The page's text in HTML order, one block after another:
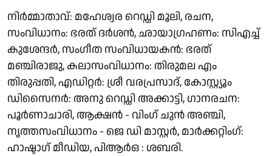
നിർമ്മാതാവ്: മഹേശ്വര റെഡ്ഡി മൂലി, രചന,
സംവിധാനം: ഭരത് ദർശൻ, ഛായാഗ്രഹണം: സിഎച്ച്
കുശേന്ദർ, സംഗീത സംവിധായകൻ: ഭരത്
മഞ്ചിരാജു, കലാസംവിധാനം: തിരുമല എം
തിരുപ്പതി, എഡിറ്റർ: ശ്രീ വരപ്രസാദ്, കോസ്റ്റ്യൂം
ഡിസൈനർ: അനു റെഡ്ഡി അക്കാട്ടി, ഗാനരചന:
പൂർണാചാരി, ആക്ഷൻ - വിംഗ് ചുൻ അഞ്ചി,
നൃത്തസംവിധാനം - ജെ ഡി മാസ്റ്റർ, മാർക്കറ്റിംഗ്:
ഹാഷ്ടാഗ് മീഡിയ, പിആർഒ : ശബരി.